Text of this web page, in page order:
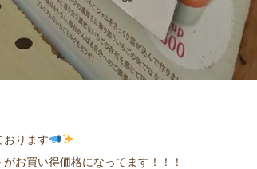
おります
お買い得価格になってます！！！